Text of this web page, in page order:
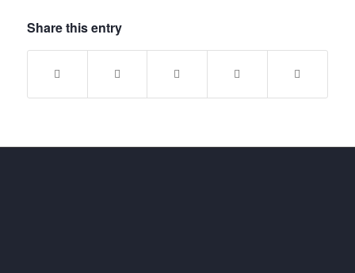
Share this entry